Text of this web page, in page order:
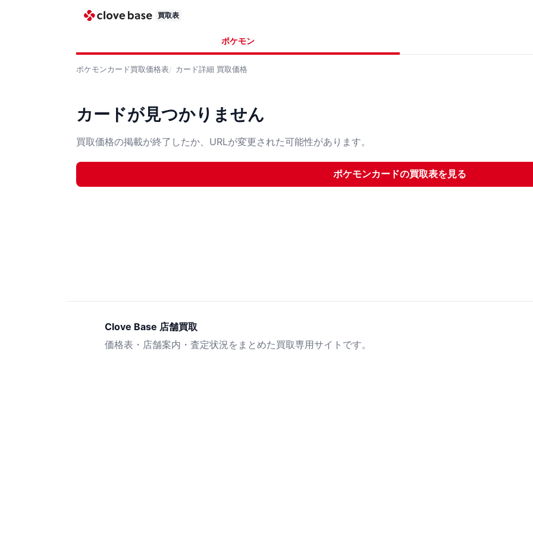
買取表
ポケモン
ポケモンカード買取価格表 カード詳細 買取価格
カードが見つかりません
買取価格の掲載が終了したか、URLが変更された可能性があります。
ポケモンカードの買取表を見る
Clove Base 店舗買取
価格表・店舗案内・査定状況をまとめた買取専用サイトです。